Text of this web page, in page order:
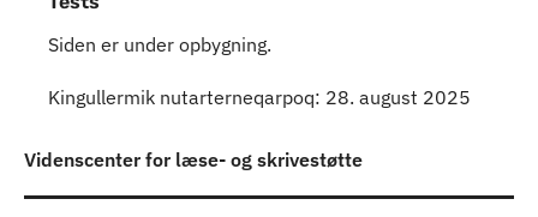
Siden er under opbygning.
Indhold
Kingullermik nutarterneqarpoq: 28. august 2025
Videnscenter for læse- og skrivestøtte